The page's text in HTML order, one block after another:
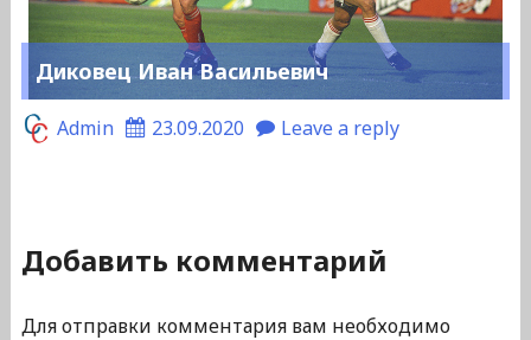
Диковец Иван Васильевич
Admin 23.09.2020 Leave a reply
Добавить комментарий
Для отправки комментария вам необходимо